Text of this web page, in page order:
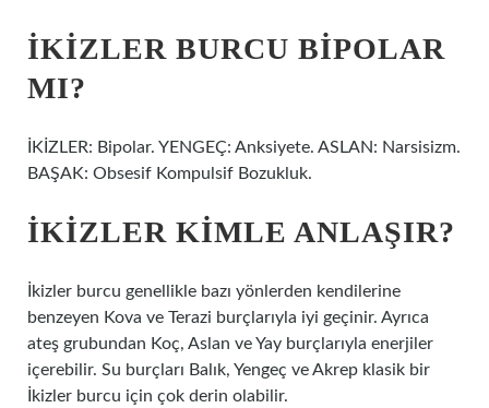
İKIZLER BURCU BIPOLAR
MI?
İKİZLER: Bipolar. YENGEÇ: Anksiyete. ASLAN: Narsisizm.
BAŞAK: Obsesif Kompulsif Bozukluk.
İKIZLER KIMLE ANLAŞIR?
İkizler burcu genellikle bazı yönlerden kendilerine
benzeyen Kova ve Terazi burçlarıyla iyi geçinir. Ayrıca
ateş grubundan Koç, Aslan ve Yay burçlarıyla enerjiler
içerebilir. Su burçları Balık, Yengeç ve Akrep klasik bir
İkizler burcu için çok derin olabilir.